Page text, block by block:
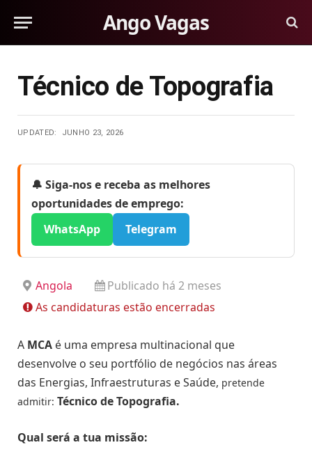
Ango Vagas
Técnico de Topografia
UPDATED: JUNHO 23, 2026
🔔 Siga-nos e receba as melhores
oportunidades de emprego:
WhatsApp
Telegram
Angola
Publicado há 2 meses
As candidaturas estão encerradas
A MCA é uma empresa multinacional que
desenvolve o seu portfólio de negócios nas áreas
das Energias, Infraestruturas e Saúde, pretende
admitir: Técnico de Topografia.
Qual será a tua missão: